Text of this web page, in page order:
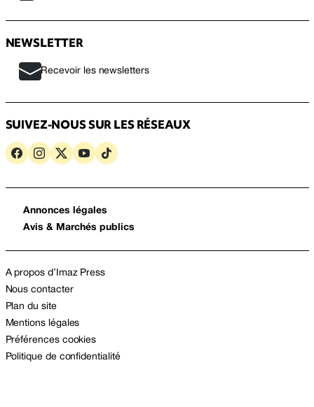
NEWSLETTER
Recevoir les newsletters
SUIVEZ-NOUS SUR LES RÉSEAUX
Annonces légales
Avis & Marchés publics
A propos d’Imaz Press
Nous contacter
Plan du site
Mentions légales
Préférences cookies
Politique de confidentialité